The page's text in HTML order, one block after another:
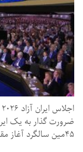
۴۵مین سالگرد آغاز مقاومت...